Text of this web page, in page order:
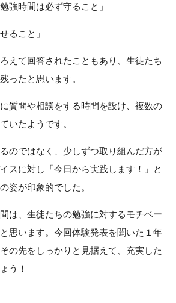
強時間は必ず守ること」
ること」
えて回答されたこともあり、生徒たち
ったと思います。
質問や相談をする時間を設け、複数の
いたようです。
のではなく、少しずつ取り組んだ方が
スに対し「今日から実践します！」と
姿が印象的でした。
は、生徒たちの勉強に対するモチベー
思います。今回体験発表を聞いた１年
の先をしっかりと見据えて、充実した
う！